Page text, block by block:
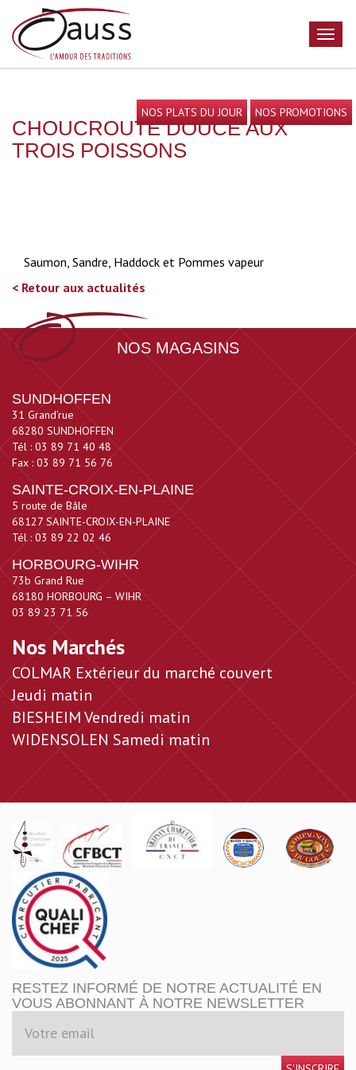
NOS PLATS DU JOUR NOS PROMOTIONS
CHOUCROUTE DOUCE AUX
TROIS POISSONS
Saumon, Sandre, Haddock et Pommes vapeur
< Retour aux actualités
NOS MAGASINS
SUNDHOFFEN
31 Grand’rue
68280 SUNDHOFFEN
Tél : 03 89 71 40 48
Fax : 03 89 71 56 76
SAINTE-CROIX-EN-PLAINE
5 route de Bâle
68127 SAINTE-CROIX-EN-PLAINE
Tél : 03 89 22 02 46
HORBOURG-WIHR
73b Grand Rue
68180 HORBOURG – WIHR
03 89 23 71 56
Nos Marchés
COLMAR Extérieur du marché couvert
Jeudi matin
BIESHEIM Vendredi matin
WIDENSOLEN Samedi matin
RESTEZ INFORMÉ DE NOTRE ACTUALITÉ EN
VOUS ABONNANT À NOTRE NEWSLETTER